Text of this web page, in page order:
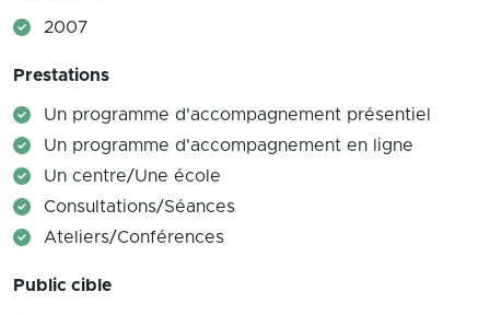
2007
Prestations
Un programme d'accompagnement présentiel
Un programme d'accompagnement en ligne
Un centre/Une école
Consultations/Séances
Ateliers/Conférences
Public cible